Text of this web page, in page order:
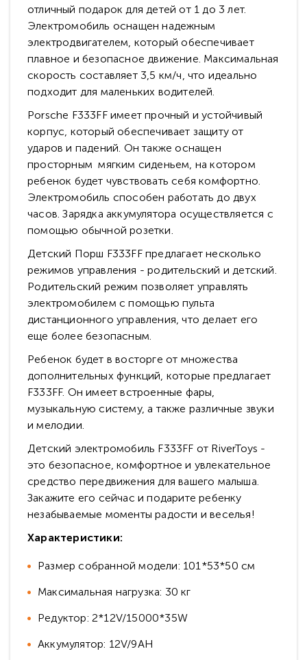
отличный подарок для детей от 1 до 3 лет.
Электромобиль оснащен надежным
электродвигателем, который обеспечивает
плавное и безопасное движение. Максимальная
скорость составляет 3,5 км/ч, что идеально
подходит для маленьких водителей.
Porsche F333FF имеет прочный и устойчивый
корпус, который обеспечивает защиту от
ударов и падений. Он также оснащен
просторным мягким сиденьем, на котором
ребенок будет чувствовать себя комфортно.
Электромобиль способен работать до двух
часов. Зарядка аккумулятора осуществляется с
помощью обычной розетки.
Детский Порш F333FF предлагает несколько
режимов управления - родительский и детский.
Родительский режим позволяет управлять
электромобилем с помощью пульта
дистанционного управления, что делает его
еще более безопасным.
Ребенок будет в восторге от множества
дополнительных функций, которые предлагает
F333FF. Он имеет встроенные фары,
музыкальную систему, а также различные звуки
и мелодии.
Детский электромобиль F333FF от RiverToys -
это безопасное, комфортное и увлекательное
средство передвижения для вашего малыша.
Закажите его сейчас и подарите ребенку
незабываемые моменты радости и веселья!
Характеристики:
Размер собранной модели: 101*53*50 см
Максимальная нагрузка: 30 кг
Редуктор: 2*12V/15000*35W
Аккумулятор: 12V/9AH